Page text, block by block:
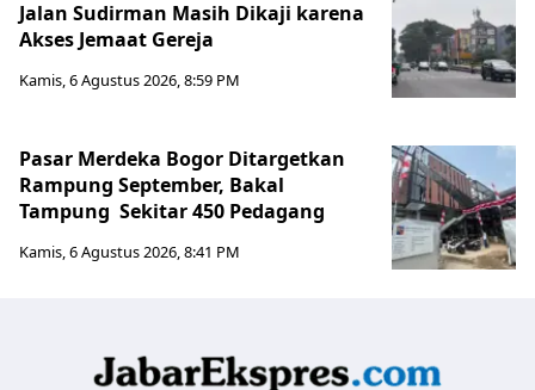
Jalan Sudirman Masih Dikaji karena
Akses Jemaat Gereja
Kamis, 6 Agustus 2026, 8:59 PM
Pasar Merdeka Bogor Ditargetkan
Rampung September, Bakal
Tampung Sekitar 450 Pedagang
Kamis, 6 Agustus 2026, 8:41 PM